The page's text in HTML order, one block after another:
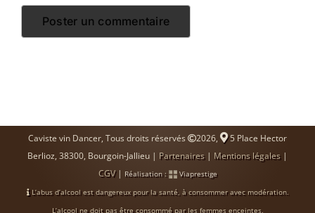
Caviste vin Dancer, Tous droits réservés 2026,
5 Place Hector
Berlioz, 38300, Bourgoin-Jallieu | Partenaires| Mentions légales|
CGV| Réalisation :
Viaprestige
L’abus d’alcool est dangereux pour la santé, à consommer avec modération.
L’alcool ne doit pas être consommé par les femmes enceintes.